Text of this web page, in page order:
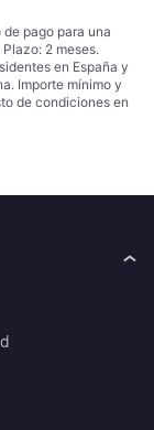
pago para una
2 meses.
en España y
Importe mínimo y
de condiciones en